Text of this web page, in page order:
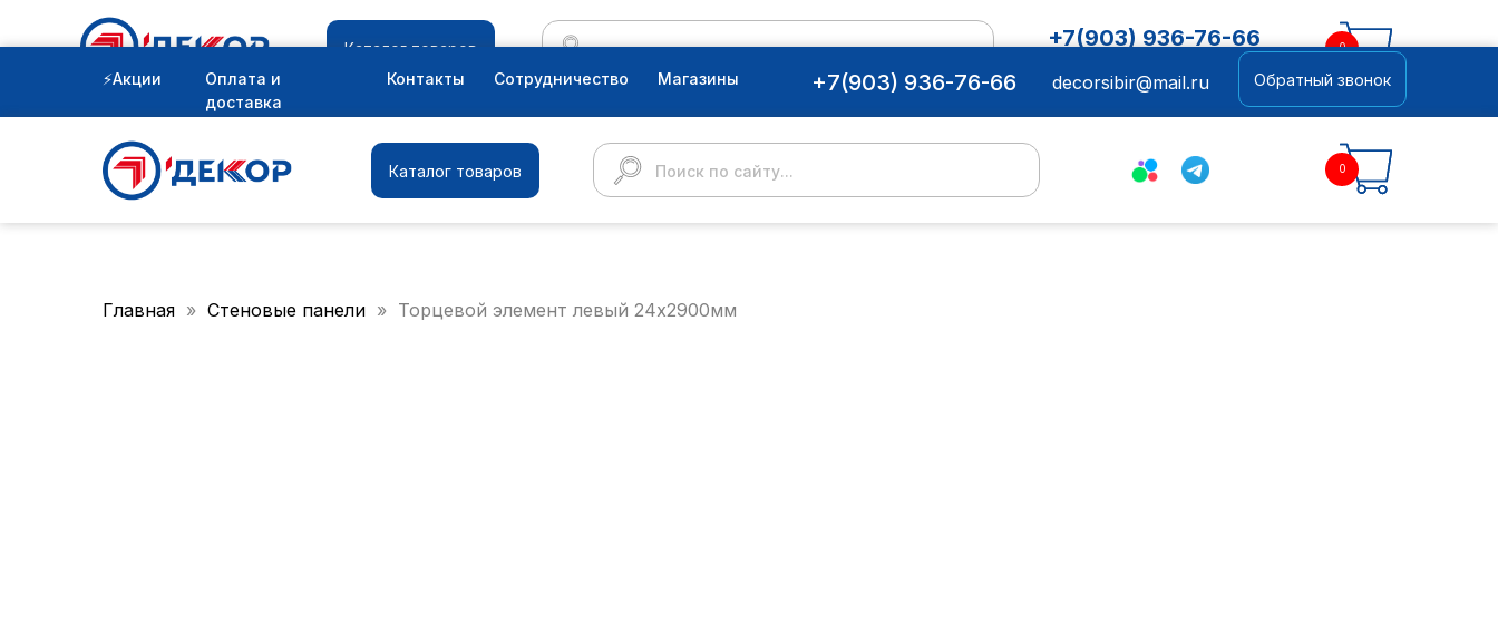
Каталог товаров
Обратный звонок
+7(903) 936-76-66
⚡Акции Контакты
Оплата и
доставка
Сотрудничество
Поиск по сайту...
Магазины decorsibir@mail.ru
0
Каталог товаров +7(903) 936-76-66
decorsibir@mail.ru
0
Главная Стеновые панели Торцевой элемент левый 24x2900мм